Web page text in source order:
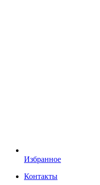
Избранное
Контакты